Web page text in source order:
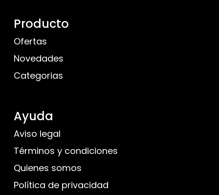
Producto
Ofertas
Novedades
Categorias
Ayuda
Aviso legal
Términos y condiciones
Quienes somos
Política de privacidad